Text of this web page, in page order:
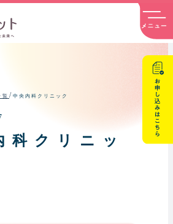
覧 / 中央内科クリニック
科クリニッ